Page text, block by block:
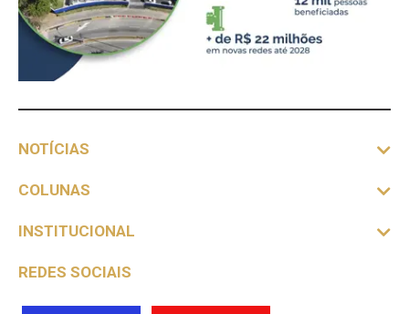
NOTÍCIAS
COLUNAS
INSTITUCIONAL
REDES SOCIAIS